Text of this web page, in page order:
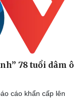
78 tuổi dâm ô
cáo khẩn cấp lên